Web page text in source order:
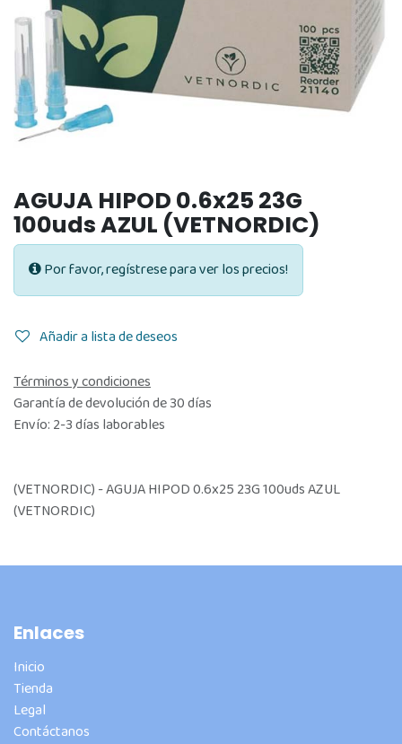
AGUJA HIPOD 0.6x25 23G
100uds AZUL (VETNORDIC)
Por favor, regístrese para ver los precios!
Añadir a lista de deseos
Términos y condiciones
Garantía de devolución de 30 días
Envío: 2-3 días laborables
(VETNORDIC) - AGUJA HIPOD 0.6x25 23G 100uds AZUL
(VETNORDIC)
Enlaces
Inicio
Tienda
Legal
Contáctanos